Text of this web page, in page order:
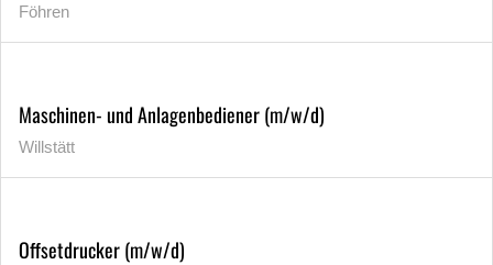
Föhren
Maschinen- und Anlagenbediener (m/w/d)
Willstätt
Offsetdrucker (m/w/d)